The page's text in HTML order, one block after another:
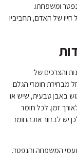
ומשפחתו.
של האדם, תחביביו
והצרכים של
מבחירת חומרי הגלם
באבן טבעית, שיש או
זמן. לכל חומר
יש לבחור את החומר
המשפחה והנפטר.